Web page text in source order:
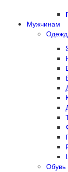
Мужчинам
Обувь